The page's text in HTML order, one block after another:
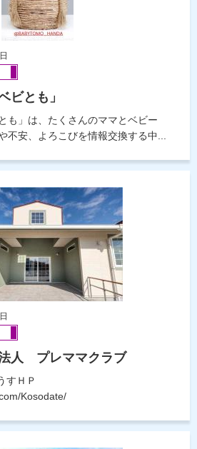
ビとも」
も」は、たくさんのママとベビー
不安、よろこびを情報交換する中...
人 プレママクラブ
すＨＰ
Kosodate/